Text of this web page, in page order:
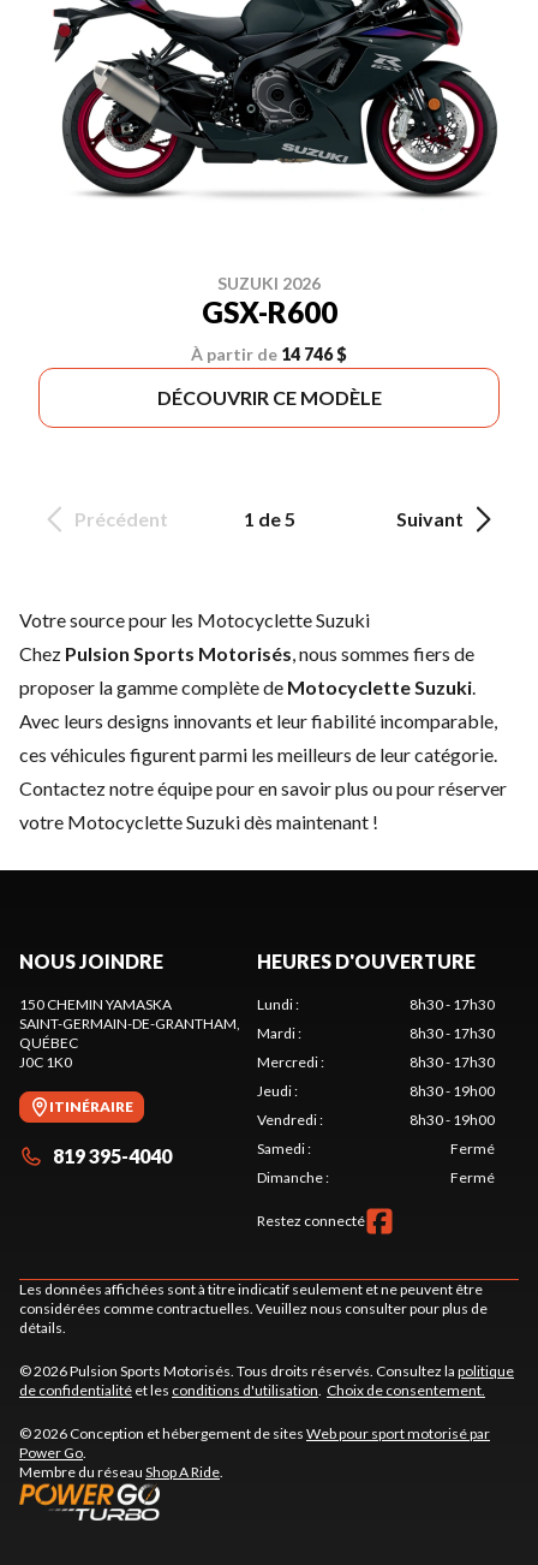
SUZUKI 2026
GSX-R600
À partir de 14 746 $
DÉCOUVRIR CE MODÈLE
Précédent 1 de 5 Suivant
Votre source pour les Motocyclette Suzuki
Chez Pulsion Sports Motorisés, nous sommes fiers de
proposer la gamme complète de Motocyclette Suzuki.
Avec leurs designs innovants et leur fiabilité incomparable,
ces véhicules figurent parmi les meilleurs de leur catégorie.
Contactez notre équipepour en savoir plus ou pour réserver
votre Motocyclette Suzuki dès maintenant !
NOUS JOINDRE
150 CHEMIN YAMASKA
SAINT-GERMAIN-DE-GRANTHAM,
QUÉBEC
J0C 1K0
ITINÉRAIRE
819 395-4040
HEURES D'OUVERTURE
Lundi:
8h30 - 17h30
Mardi:
8h30 - 17h30
Mercredi:
8h30 - 17h30
Jeudi:
8h30 - 19h00
Vendredi:
8h30 - 19h00
Samedi:
Fermé
Dimanche: Fermé
Restez connecté
Les données affichées sont à titre indicatif seulement et ne peuvent être
considérées comme contractuelles. Veuillez nous consulter pour plus de
détails.
© 2026 Pulsion Sports Motorisés. Tous droits réservés. Consultez la politique
de confidentialité et les conditions d'utilisation. Choix de consentement.
© 2026 Conception et hébergement de sites Web pour sport motorisé par
Power Go.
Membre du réseau Shop A Ride.